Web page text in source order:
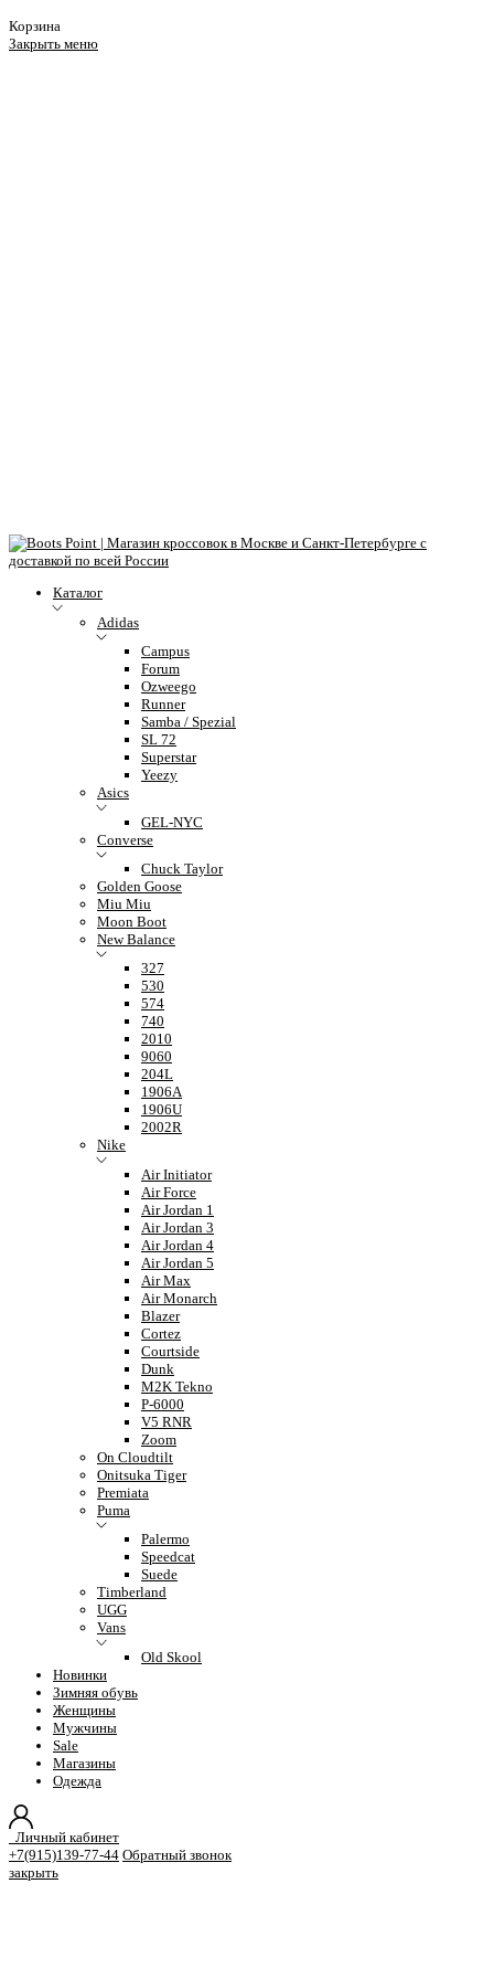
Корзина
Закрыть меню
Каталог
Adidas
Campus
Forum
Ozweego
Runner
Samba / Spezial
SL 72
Superstar
Yeezy
Asics
GEL-NYC
Converse
Chuck Taylor
Golden Goose
Miu Miu
Moon Boot
New Balance
327
530
574
740
2010
9060
204L
1906A
1906U
2002R
Nike
Air Initiator
Air Force
Air Jordan 1
Air Jordan 3
Air Jordan 4
Air Jordan 5
Air Max
Air Monarch
Blazer
Cortez
Courtside
Dunk
M2K Tekno
P-6000
V5 RNR
Zoom
On Cloudtilt
Onitsuka Tiger
Premiata
Puma
Palermo
Speedcat
Suede
Timberland
UGG
Vans
Old Skool
Новинки
Зимняя обувь
Женщины
Мужчины
Sale
Магазины
Одежда
Личный кабинет
+7(915)139-77-44 Обратный звонок
закрыть